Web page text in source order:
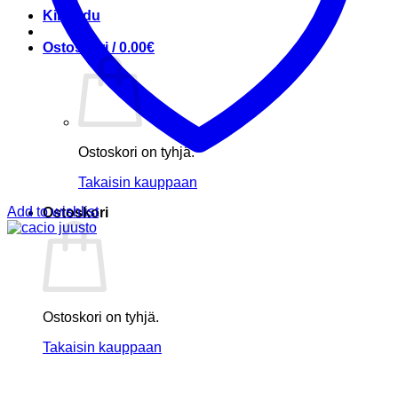
Kirjaudu
Ostoskori /0.00€
Ostoskori on tyhjä.
Takaisin kauppaan
Ostoskori
Ostoskori on tyhjä.
Takaisin kauppaan
Add to wishlist